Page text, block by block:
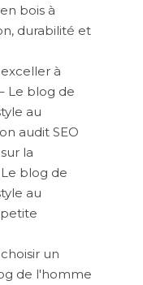
bois à
durabilité et
à
Le blog de
au
audit SEO
la
blog de
au
un
de l'homme